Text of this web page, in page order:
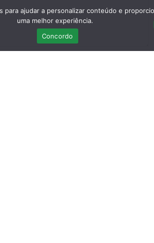
para ajudar a personalizar conteúdo e
uma melhor experiência.
Concordo